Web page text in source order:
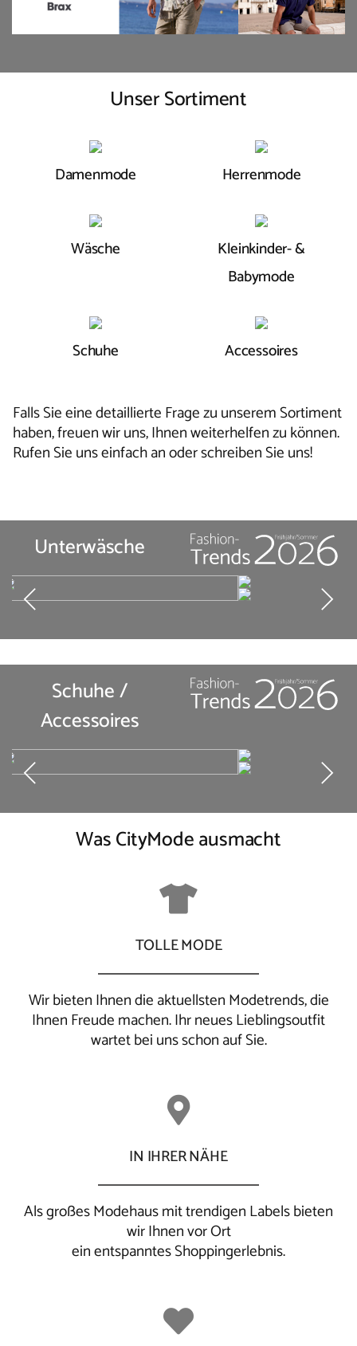
Unser Sortiment
Damenmode Herrenmode
Wäsche
Kleinkinder- &
Babymode
Schuhe Accessoires
Falls Sie eine detaillierte Frage zu unserem Sortiment
haben, freuen wir uns, Ihnen weiterhelfen zu können.
Rufen Sie uns einfach an oder schreiben Sie uns!
Unterwäsche
Schuhe /
Accessoires
Was CityMode ausmacht
TOLLE MODE
Wir bieten Ihnen die aktuellsten Modetrends, die
Ihnen Freude machen. Ihr neues Lieblingsoutfit
wartet bei uns schon auf Sie.
IN IHRER NÄHE
Als großes Modehaus mit trendigen Labels bieten
wir Ihnen vor Ort
einentspanntesShoppingerlebnis.